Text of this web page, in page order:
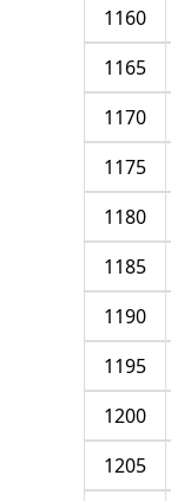
1160
1165
1170
1175
1180
1185
1190
1195
1200
1205